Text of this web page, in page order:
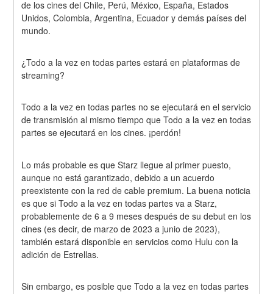
de los cines del Chile, Perú, México, España, Estados
Unidos, Colombia, Argentina, Ecuador y demás países del
mundo.
¿Todo a la vez en todas partes estará en plataformas de
streaming?
Todo a la vez en todas partes no se ejecutará en el servicio
de transmisión al mismo tiempo que Todo a la vez en todas
partes se ejecutará en los cines. ¡perdón!
Lo más probable es que Starz llegue al primer puesto,
aunque no está garantizado, debido a un acuerdo
preexistente con la red de cable premium. La buena noticia
es que si Todo a la vez en todas partes va a Starz,
probablemente de 6 a 9 meses después de su debut en los
cines (es decir, de marzo de 2023 a junio de 2023),
también estará disponible en servicios como Hulu con la
adición de Estrellas.
Sin embargo, es posible que Todo a la vez en todas partes